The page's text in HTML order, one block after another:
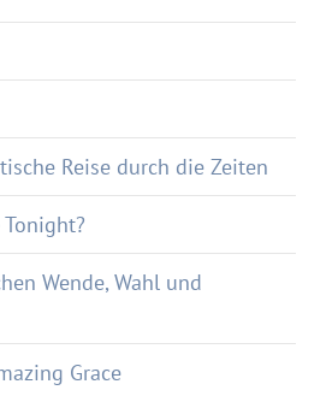
Reise durch die Zeiten
Wende, Wahl und
Grace